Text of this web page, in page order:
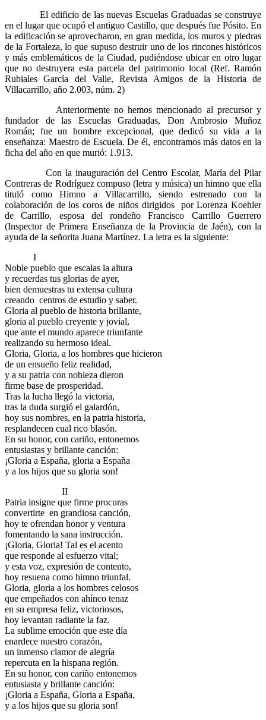
El edificio de las nuevas Escuelas Graduadas se construye
en el lugar que ocupó el antiguo Castillo, que después fue Pósito. En
la edificación se aprovecharon, en gran medida, los muros y piedras
de la Fortaleza, lo que supuso destruir uno de los rincones históricos
y más emblemáticos de la Ciudad, pudiéndose ubicar en otro lugar
que no destruyera esta parcela del patrimonio local (Ref. Ramón
Rubiales García del Valle, Revista Amigos de la Historia de
Villacarrillo, año 2.003, núm. 2)
Anteriormente no hemos mencionado al precursor y
fundador de las Escuelas Graduadas, Don Ambrosio Muñoz
Román; fue un hombre excepcional, que dedicó su vida a la
enseñanza: Maestro de Escuela. De él, encontramos más datos en la
ficha del año en que murió: 1.913.
Con la inauguración del Centro Escolar, María del Pilar
Contreras de Rodríguez compuso (letra y música) un himno que ella
tituló como Himno a Villacarrillo, siendo estrenado con la
colaboración de los coros de niños dirigidos por Lorenza Koehler
de Carrillo, esposa del rondeño Francisco Carrillo Guerrero
(Inspector de Primera Enseñanza de la Provincia de Jaén), con la
ayuda de la señorita Juana Martínez. La letra es la siguiente:
I
Noble pueblo que escalas la altura
y recuerdas tus glorias de ayer,
bien demuestras tu extensa cultura
creando centros de estudio y saber.
Gloria al pueblo de historia brillante,
gloria al pueblo creyente y jovial,
que ante el mundo aparece triunfante
realizando su hermoso ideal.
Gloria, Gloria, a los hombres que hicieron
de un ensueño feliz realidad,
y a su patria con nobleza dieron
firme base de prosperidad.
Tras la lucha llegó la victoria,
tras la duda surgió el galardón,
hoy sus nombres, en la patria historia,
resplandecen cual rico blasón.
En su honor, con cariño, entonemos
entusiastas y brillante canción:
¡Gloria a España, gloria a España
y a los hijos que su gloria son!
II
Patria insigne que firme procuras
convertirte en grandiosa canción,
hoy te ofrendan honor y ventura
fomentando la sana instrucción.
¡Gloria, Gloria! Tal es el acento
que responde al esfuerzo vital;
y esta voz, expresión de contento,
hoy resuena como himno triunfal.
Gloria, gloria a los hombres celosos
que empeñados con ahínco tenaz
en su empresa feliz, victoriosos,
hoy levantan radiante la faz.
La sublime emoción que este día
enardece nuestro corazón,
un inmenso clamor de alegría
repercuta en la hispana región.
En su honor, con cariño entonemos
entusiasta y brillante canción:
¡Gloria a España, Gloria a España,
y a los hijos que su gloria son!